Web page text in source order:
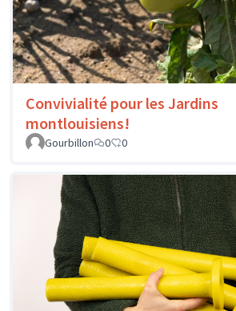
Convivialité pour les Jardins
montlouisiens!
Gourbillon
0 0